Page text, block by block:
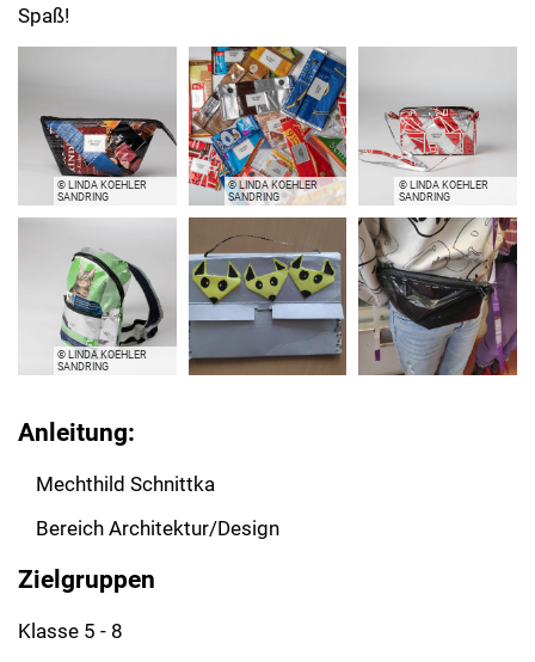
Spaß!
© LINDA KOEHLER
SANDRING
© LINDA KOEHLER
SANDRING
© LINDA KOEHLER
SANDRING
© LINDA KOEHLER
SANDRING
Anleitung:
Mechthild Schnittka
Bereich Architektur/Design
Zielgruppen
Klasse 5 - 8